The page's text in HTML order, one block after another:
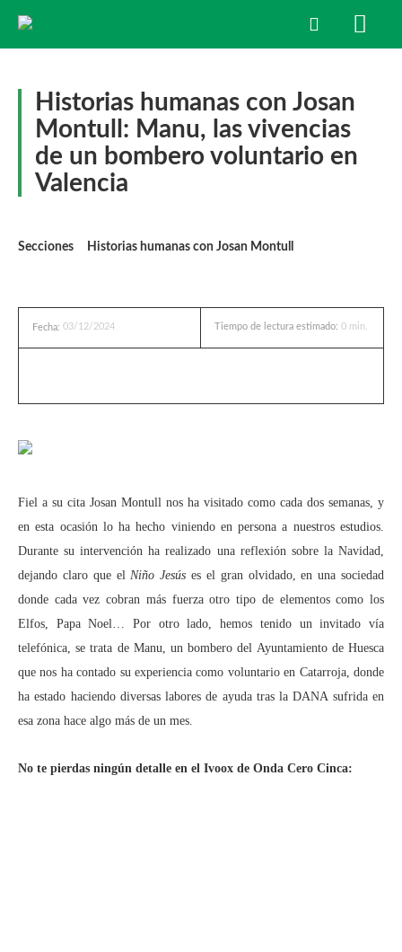
Historias humanas con Josan
Montull: Manu, las vivencias
de un bombero voluntario en
Valencia
Secciones Historias humanas con Josan Montull
Fecha: 03/12/2024 Tiempo de lectura estimado: 0 min.
Fiel a su cita Josan Montull nos ha visitado como cada dos semanas, y
en esta ocasión lo ha hecho viniendo en persona a nuestros estudios.
Durante su intervención ha realizado una reflexión sobre la Navidad,
dejando claro que elNiño Jesús es el gran olvidado, en una sociedad
donde cada vez cobran más fuerza otro tipo de elementos como los
Elfos, Papa Noel… Por otro lado, hemos tenido un invitado vía
telefónica, se trata de Manu, un bombero del Ayuntamiento de Huesca
que nos ha contado su experiencia como voluntario en Catarroja, donde
ha estado haciendo diversas labores de ayuda tras la DANA sufrida en
esa zona hace algo más de un mes.
No te pierdas ningún detalle en el Ivoox de Onda Cero Cinca: